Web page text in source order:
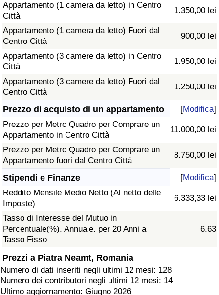
Appartamento (1 camera da letto) in Centro
Città
1.350,00 lei
Appartamento (1 camera da letto) Fuori dal
Centro Città
900,00 lei
Appartamento (3 camere da letto) in Centro
Città
1.950,00 lei
Appartamento (3 camere da letto) Fuori dal
Centro Città
1.250,00 lei
Prezzo di acquisto di un appartamento [Modifica]
Prezzo per Metro Quadro per Comprare un
Appartamento in Centro Città
11.000,00 lei
Prezzo per Metro Quadro per Comprare un
Appartamento fuori dal Centro Città
8.750,00 lei
Stipendi e Finanze [Modifica]
Reddito Mensile Medio Netto (Al netto delle
Imposte)
6.333,33 lei
Tasso di Interesse del Mutuo in
Percentuale(%), Annuale, per 20 Anni a
Tasso Fisso
6,63
Prezzi a Piatra Neamt, Romania
Numero di dati inseriti negli ultimi 12 mesi: 128
Numero dei contributori negli ultimi 12 mesi: 14
Ultimo aggiornamento: Giugno 2026